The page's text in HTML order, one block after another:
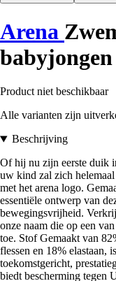
Arena
babyjongen
Product niet beschikbaar
Alle varianten zijn
Beschrijving
Of hij nu zijn eerste duik
uw kind zal zich
met het arena logo.
essentiële ontwerp van
bewegingsvrijheid.
onze naam die op een
toe. Stof Gemaakt van
flessen en 18% elastaan,
toekomstgericht,
biedt bescherming tegen